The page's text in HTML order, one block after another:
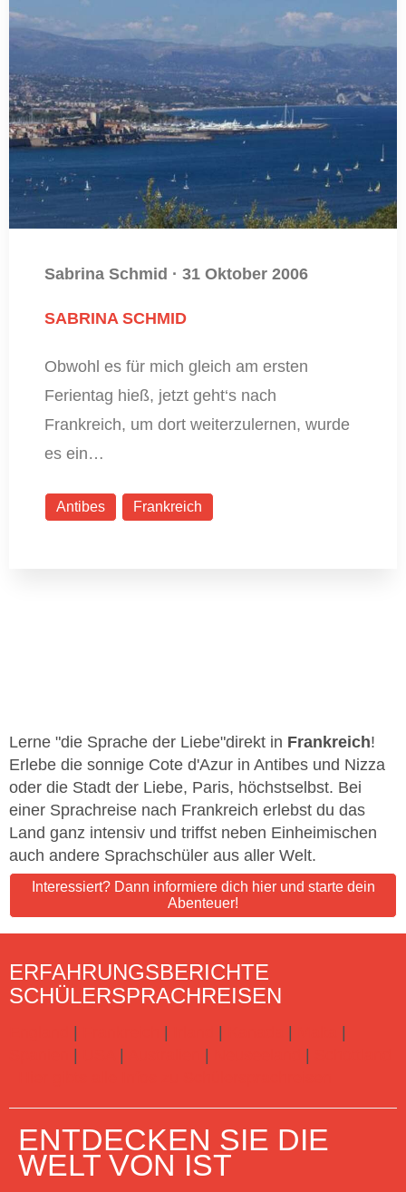
Sabrina Schmid · 31 Oktober 2006
SABRINA SCHMID
Obwohl es für mich gleich am ersten
Ferientag hieß, jetzt geht‘s nach
Frankreich, um dort weiterzulernen, wurde
es ein…
Antibes Frankreich
Lerne "die Sprache der Liebe"direkt in Frankreich!
Erlebe die sonnige Cote d'Azur in Antibes und Nizza
oder die Stadt der Liebe, Paris, höchstselbst. Bei
einer Sprachreise nach Frankreich erlebst du das
Land ganz intensiv und triffst neben Einheimischen
auch andere Sprachschüler aus aller Welt.
Interessiert? Dann informiere dich hier und starte dein
Abenteuer!
ERFAHRUNGSBERICHTE
SCHÜLERSPRACHREISEN
ENTDECKEN SIE DIE
WELT VON IST